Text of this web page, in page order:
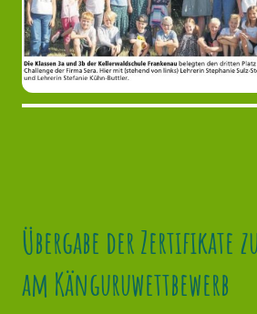
Übergabe der Zertifikate
am Känguruwettbewerb